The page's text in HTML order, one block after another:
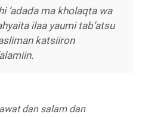
‘adada ma kholaqta wa
ilaa yaumi tab’atsu
katsiiron
dan salam dan